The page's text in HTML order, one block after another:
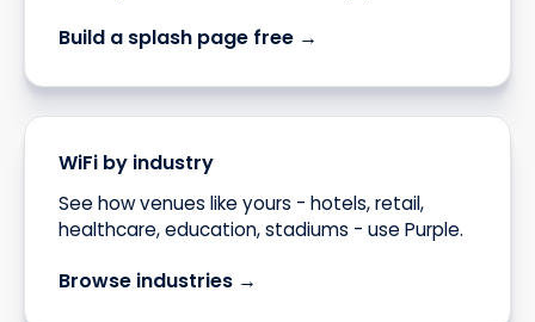
Build a splash page free →
WiFi by industry
See how venues like yours - hotels, retail,
healthcare, education, stadiums - use Purple.
Browse industries →